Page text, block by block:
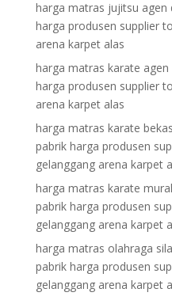
harga matras jujitsu
harga produsen supplier
arena karpet alas
harga matras karate
harga produsen supplier
arena karpet alas
harga matras karate
pabrik harga produsen
gelanggang arena karpet
harga matras karate
pabrik harga produsen
gelanggang arena karpet
harga matras olahraga
pabrik harga produsen
gelanggang arena karpet